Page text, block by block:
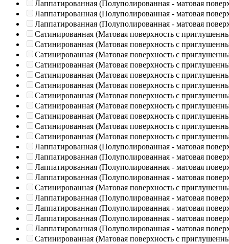
Лаппатированная (Полуполированная - матовая
Лаппатированная (Полуполированная - матовая
Лаппатированная (Полуполированная - матовая
Сатинированная (Матовая поверхность с
Сатинированная (Матовая поверхность с
Сатинированная (Матовая поверхность с
Сатинированная (Матовая поверхность с
Сатинированная (Матовая поверхность с
Сатинированная (Матовая поверхность с
Сатинированная (Матовая поверхность с
Сатинированная (Матовая поверхность с
Сатинированная (Матовая поверхность с
Сатинированная (Матовая поверхность с
Сатинированная (Матовая поверхность с
Лаппатированная (Полуполированная - матовая
Лаппатированная (Полуполированная - матовая
Лаппатированная (Полуполированная - матовая
Лаппатированная (Полуполированная - матовая
Сатинированная (Матовая поверхность с
Лаппатированная (Полуполированная - матовая
Лаппатированная (Полуполированная - матовая
Лаппатированная (Полуполированная - матовая
Лаппатированная (Полуполированная - матовая
Сатинированная (Матовая поверхность с